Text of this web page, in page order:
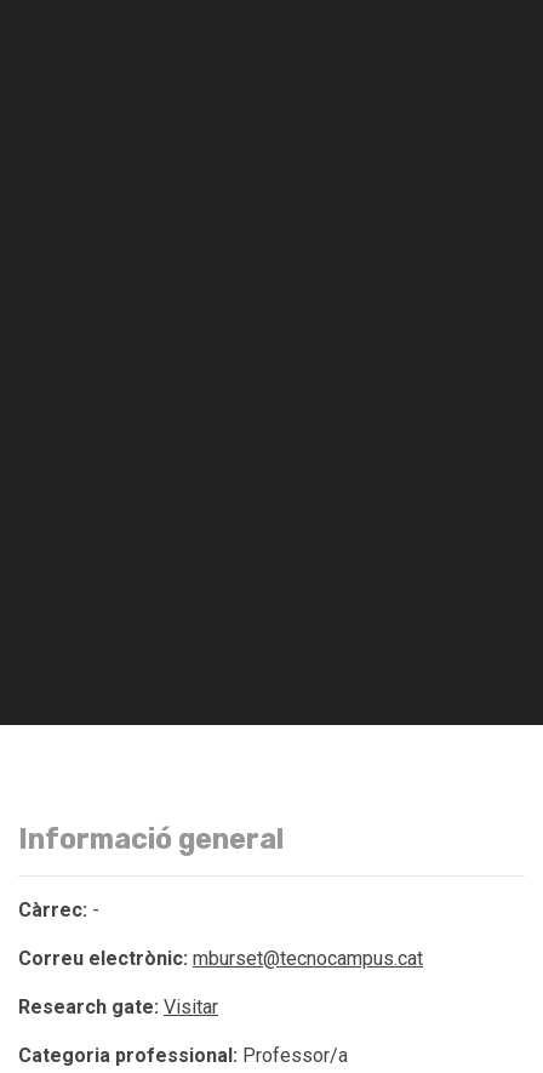
Informació general
Càrrec: -
Correu electrònic: mburset@tecnocampus.cat
Research gate: Visitar
Categoria professional: Professor/a